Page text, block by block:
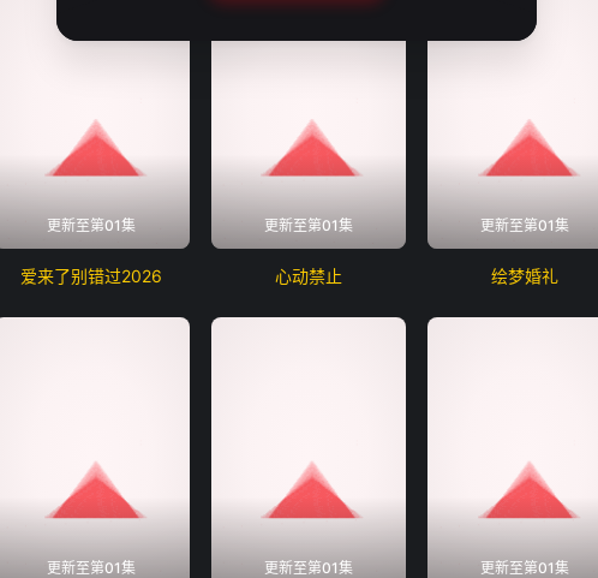
更新至第01集
爱来了别错过2026
更新至第01集
心动禁止
更新至第01集
绘梦婚礼
更新至第01集 更新至第01集 更新至第01集